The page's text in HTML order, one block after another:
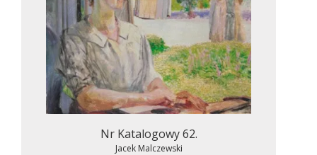
Nr Katalogowy 62.
Jacek Malczewski